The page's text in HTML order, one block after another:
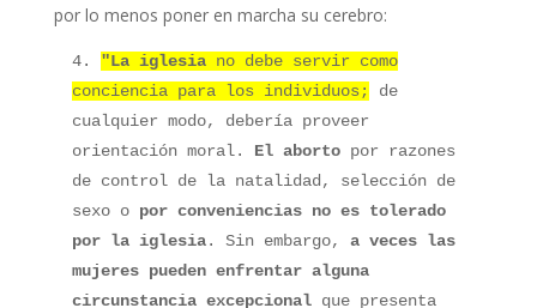
por lo menos poner en marcha su cerebro:
4. "La iglesiano debe servir como
conciencia para los individuos;
de
cualquier modo, debería proveer
orientación moral. El abortopor razones
de control de la natalidad, selección de
sexo opor conveniencias no es tolerado
por la iglesia. Sin embargo, a veces las
mujeres pueden enfrentar alguna
circunstancia excepcionalque presenta